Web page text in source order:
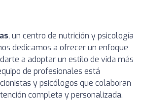
, un centro de nutrición y psicología
dedicamos a ofrecer un enfoque
a adoptar un estilo de vida más
de profesionales está
y psicólogos que colaboran
completa y personalizada.